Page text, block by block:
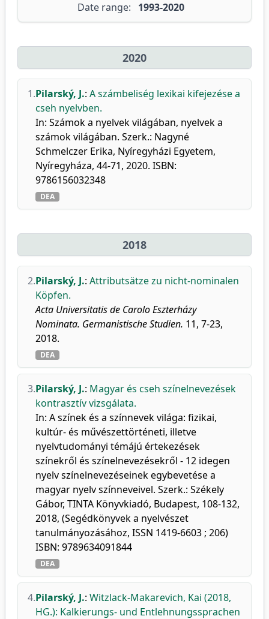
Date range:
1993-2020
2020
1.Pilarský, J.: A számbeliség lexikai kifejezése a
cseh nyelvben.
In: Számok a nyelvek világában, nyelvek a
számok világában. Szerk.: Nagyné
Schmelczer Erika, Nyíregyházi Egyetem,
Nyíregyháza, 44-71, 2020. ISBN:
9786156032348
DEA
2018
2.Pilarský, J.: Attributsätze zu nicht-nominalen
Köpfen.
Acta Universitatis de Carolo Eszterházy
Nominata. Germanistische Studien. 11, 7-23,
2018.
DEA
3.Pilarský, J.: Magyar és cseh színelnevezések
kontrasztív vizsgálata.
In: A színek és a színnevek világa: fizikai,
kultúr- és művészettörténeti, illetve
nyelvtudományi témájú értekezések
színekről és színelnevezésekről - 12 idegen
nyelv színelnevezéseinek egybevetése a
magyar nyelv színneveivel. Szerk.: Székely
Gábor, TINTA Könyvkiadó, Budapest, 108-132,
2018, (Segédkönyvek a nyelvészet
tanulmányozásához, ISSN 1419-6603 ; 206)
ISBN: 9789634091844
DEA
4.Pilarský, J.: Witzlack-Makarevich, Kai (2018,
HG.): Kalkierungs- und Entlehnungssprachen